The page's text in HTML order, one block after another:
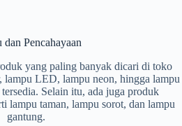
dan Pencahayaan
yang paling banyak dicari di toko
LED, lampu neon, hingga lampu
Selain itu, ada juga produk
lampu taman, lampu sorot, dan lampu
gantung.